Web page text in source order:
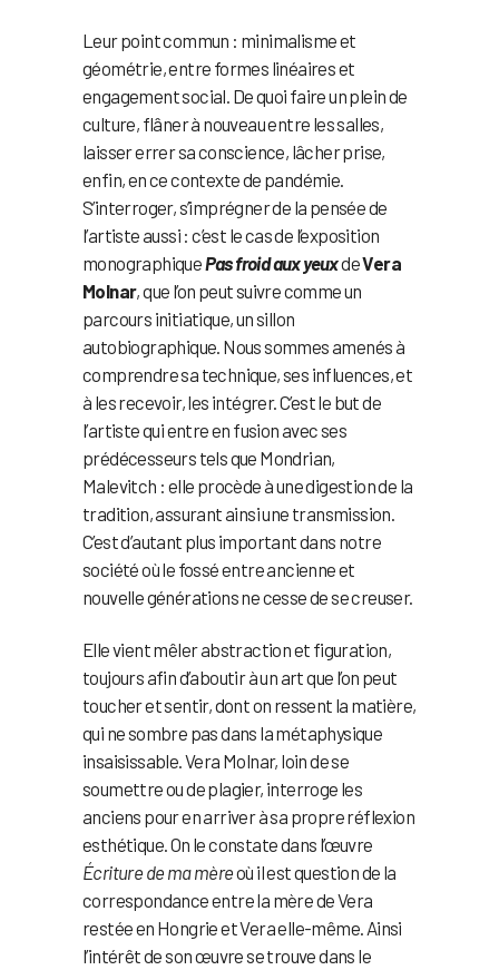
Leur point commun : minimalisme et
géométrie, entre formes linéaires et
engagement social. De quoi faire un plein de
culture, flâner à nouveau entre les salles,
laisser errer sa conscience, lâcher prise,
enfin, en ce contexte de pandémie.
S’interroger, s’imprégner de la pensée de
l’artiste aussi : c’est le cas de l’exposition
monographiquePas froid aux yeuxdeVera
Molnar, que l’on peut suivre comme un
parcours initiatique, un sillon
autobiographique. Nous sommes amenés à
comprendre sa technique, ses influences, et
à les recevoir, les intégrer. C’est le but de
l’artiste qui entre en fusion avec ses
prédécesseurs tels que Mondrian,
Malevitch : elle procède à une digestion de la
tradition, assurant ainsi une transmission.
C’est d’autant plus important dans notre
société où le fossé entre ancienne et
nouvelle générations ne cesse de se creuser.
Elle vient mêler abstraction et figuration,
toujours afin d’aboutir à un art que l’on peut
toucher et sentir, dont on ressent la matière,
qui ne sombre pas dans la métaphysique
insaisissable. Vera Molnar, loin de se
soumettre ou de plagier, interroge les
anciens pour en arriver à sa propre réflexion
esthétique. On le constate dans l’œuvre
Écriture de ma mèreoù il est question de la
correspondance entre la mère de Vera
restée en Hongrie et Vera elle-même. Ainsi
l’intérêt de son œuvre se trouve dans le